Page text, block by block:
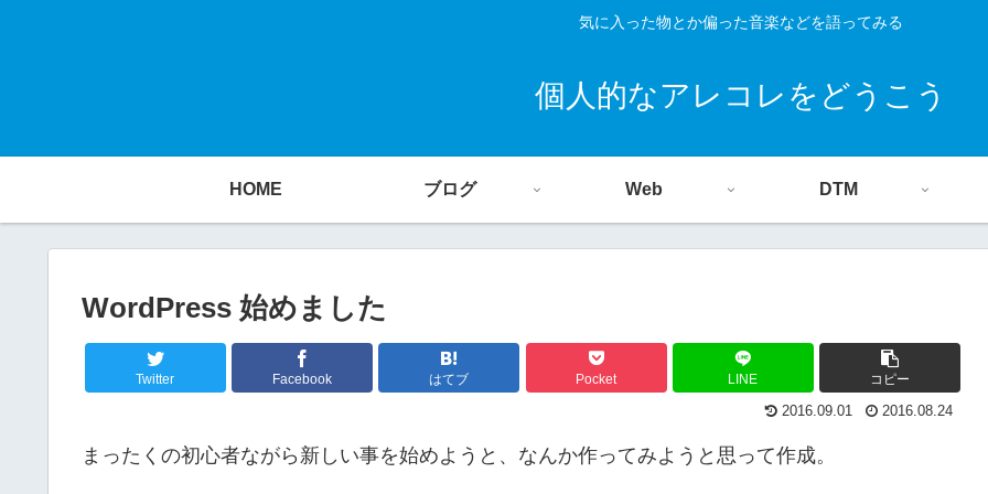
気に入った物とか偏った音楽などを語ってみる
個人的なアレコレをどうこう
HOME ブログ Web DTM
WordPress 始めました
Twitter Facebook はてブ Pocket LINE コピー
2016.09.01 2016.08.24
まったくの初心者ながら新しい事を始めようと、なんか作ってみようと思って作成。